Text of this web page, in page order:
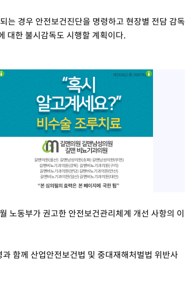
는 경우 안전보건진단을 명령하고 현장별 전담 감독
대한 불시감독도 시행할 계획이다.
노동부가 권고한 안전보건관리체계 개선 사항의 이
함께 산업안전보건법 및 중대재해처벌법 위반사